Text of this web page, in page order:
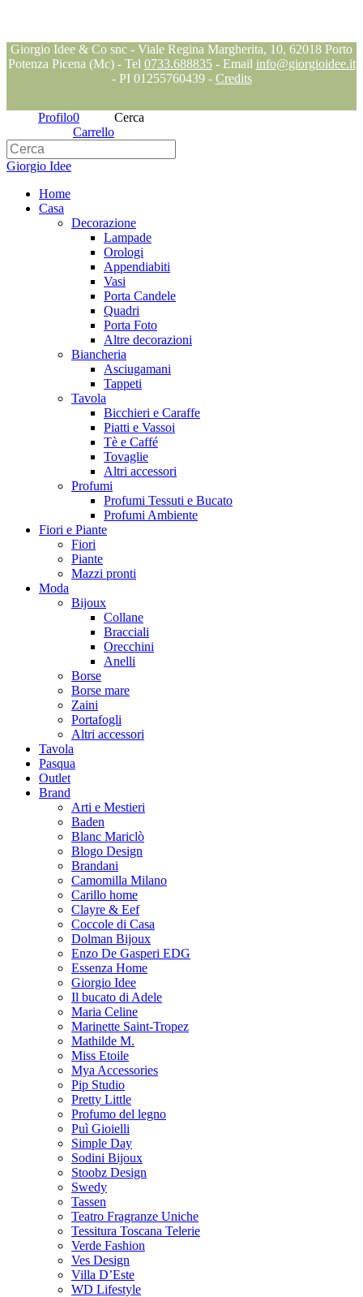
Giorgio Idee & Co snc - Viale Regina Margherita, 10, 62018 Porto
Potenza Picena (Mc) - Tel 0733.688835- Email info@giorgioidee.it
- PI 01255760439 - Credits
Profilo0
Carrello
Cerca
Giorgio Idee
Home
Casa
Decorazione
Lampade
Orologi
Appendiabiti
Vasi
Porta Candele
Quadri
Porta Foto
Altre decorazioni
Biancheria
Asciugamani
Tappeti
Tavola
Bicchieri e Caraffe
Piatti e Vassoi
Tè e Caffé
Tovaglie
Altri accessori
Profumi
Profumi Tessuti e Bucato
Profumi Ambiente
Fiori e Piante
Fiori
Piante
Mazzi pronti
Moda
Bijoux
Collane
Bracciali
Orecchini
Anelli
Borse
Borse mare
Zaini
Portafogli
Altri accessori
Tavola
Pasqua
Outlet
Brand
Arti e Mestieri
Baden
Blanc Mariclò
Blogo Design
Brandani
Camomilla Milano
Carillo home
Clayre & Eef
Coccole di Casa
Dolman Bijoux
Enzo De Gasperi EDG
Essenza Home
Giorgio Idee
Il bucato di Adele
Maria Celine
Marinette Saint-Tropez
Mathilde M.
Miss Etoile
Mya Accessories
Pip Studio
Pretty Little
Profumo del legno
Puì Gioielli
Simple Day
Sodini Bijoux
Stoobz Design
Swedy
Tassen
Teatro Fragranze Uniche
Tessitura Toscana Telerie
Verde Fashion
Ves Design
Villa D’Este
WD Lifestyle